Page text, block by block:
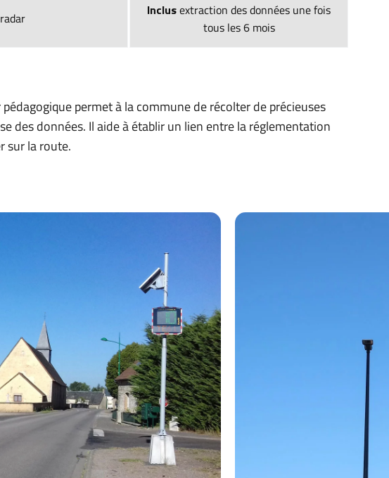
Inclusextraction des données une fois
tous les 6 mois
permet à la commune de récolter de précieuses
des données. Il aide à établir un lien entre la réglementation
sur la route.